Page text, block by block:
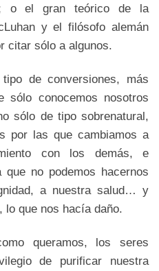
o el gran teórico de la
y el filósofo alemán
citar sólo a algunos.
de conversiones, más
sólo conocemos nosotros
sólo de tipo sobrenatural,
por las que cambiamos a
con los demás, e
no podemos hacernos
a nuestra salud… y
lo que nos hacía daño.
queramos, los seres
de purificar nuestra